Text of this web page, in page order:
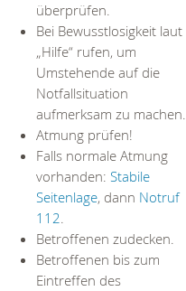
überprüfen.
Bei Bewusstlosigkeit laut
„Hilfe“ rufen, um
Umstehende auf die
Notfallsituation
aufmerksam zu machen.
Atmung prüfen!
Falls normale Atmung
vorhanden: Stabile
Seitenlage, dann Notruf
112.
Betroffenen zudecken.
Betroffenen bis zum
Eintreffen des